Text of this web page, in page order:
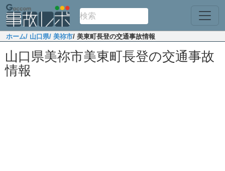
ホーム/ 山口県/ 美祢市/ 美東町長登の交通事故情報
山口県美祢市美東町長登の交通事故
情報